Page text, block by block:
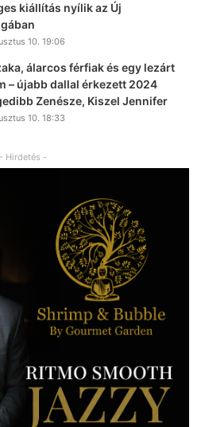
kiállítás nyílik az Új
10. 19:06
álarcos férfiak és egy lezárt
– újabb dallal érkezett 2024
Zenésze, Kiszel Jennifer
10. 18:33
- Hirdetés -